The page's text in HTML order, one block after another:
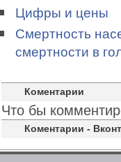
Цифры и цены
Смертность
смертности в
Коментарии
Что бы
Коментарии -